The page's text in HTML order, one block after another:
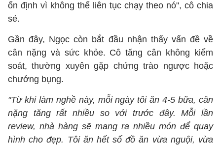
ổn định vì không thể liên tục chạy theo nó", cô chia
sẻ.
Gần đây, Ngọc còn bắt đầu nhận thấy vấn đề về
cân nặng và sức khỏe. Cô tăng cân không kiểm
soát, thường xuyên gặp chứng trào ngược hoặc
chướng bụng.
"Từ khi làm nghề này, mỗi ngày tôi ăn 4-5 bữa, cân
nặng tăng rất nhiều so với trước đây. Mỗi lần
review, nhà hàng sẽ mang ra nhiều món để quay
hình cho đẹp. Tôi ăn hết số đồ ăn vừa nguội, vừa